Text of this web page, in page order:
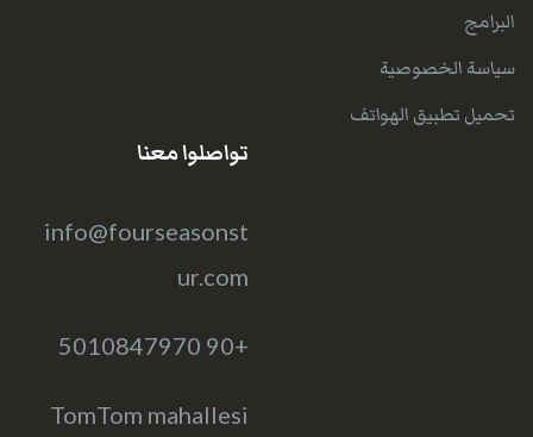
البرامج
سياسة الخصوصية
تحميل تطبيق الهواتف
تواصلوا معنا
info@fourseasonst
ur.com
+90 5010847970
TomTom mahallesi